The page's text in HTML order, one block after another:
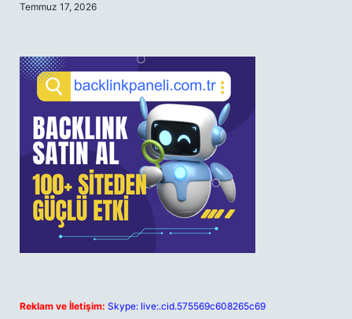
Temmuz 17, 2026
Reklam ve İletişim: Skype: live:.cid.575569c608265c69